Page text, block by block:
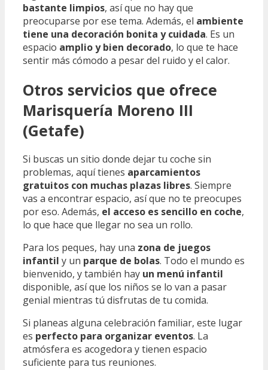
bastante limpios, así que no hay que
preocuparse por ese tema. Además, el ambiente
tiene una decoración bonita y cuidada. Es un
espacio amplio y bien decorado, lo que te hace
sentir más cómodo a pesar del ruido y el calor.
Otros servicios que ofrece
Marisquería Moreno III
(Getafe)
Si buscas un sitio donde dejar tu coche sin
problemas, aquí tienes aparcamientos
gratuitos con muchas plazas libres. Siempre
vas a encontrar espacio, así que no te preocupes
por eso. Además, el acceso es sencillo en coche,
lo que hace que llegar no sea un rollo.
Para los peques, hay una zona de juegos
infantil y un parque de bolas. Todo el mundo es
bienvenido, y también hay un menú infantil
disponible, así que los niños se lo van a pasar
genial mientras tú disfrutas de tu comida.
Si planeas alguna celebración familiar, este lugar
es perfecto para organizar eventos. La
atmósfera es acogedora y tienen espacio
suficiente para tus reuniones.